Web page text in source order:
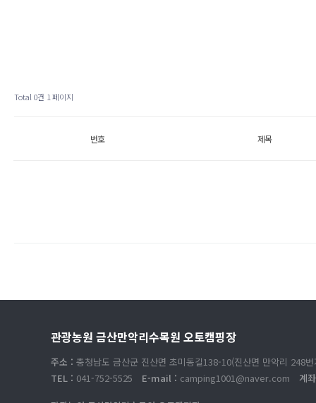
Total 0건 1 페이지
번호 제목
관광농원 금산만악리수목원 오토캠핑장
주소 : 충청남도 금산군 진산면 초미동길138-10(진산면 만악리 248번
TEL : 041-752-5525 E-mail : camping1001@naver.com 계